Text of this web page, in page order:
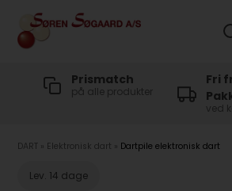
Prismatch
på alle produkter
Fri
ved
DART Elektronisk dart Dartpile elektronisk dart
Lev. 14 dage